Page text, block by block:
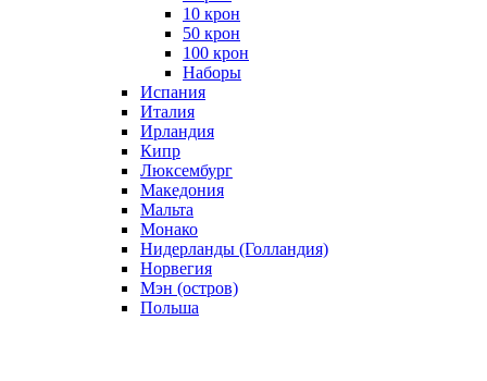
10 крон
50 крон
100 крон
Наборы
Испания
Италия
Ирландия
Кипр
Люксембург
Македония
Мальта
Монако
Нидерланды (Голландия)
Норвегия
Мэн (остров)
Польша